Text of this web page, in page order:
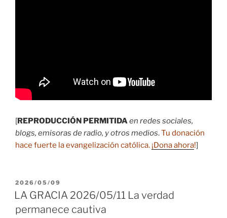
[REPRODUCCIÓN PERMITIDAen redes sociales,
blogs, emisoras de radio, y otros medios.Tu donación
hace fuerte la evangelización católica. ¡Dona ahora!]
PUBLICADO
EL
2026/05/09
LA GRACIA 2026/05/11 La verdad
permanece cautiva